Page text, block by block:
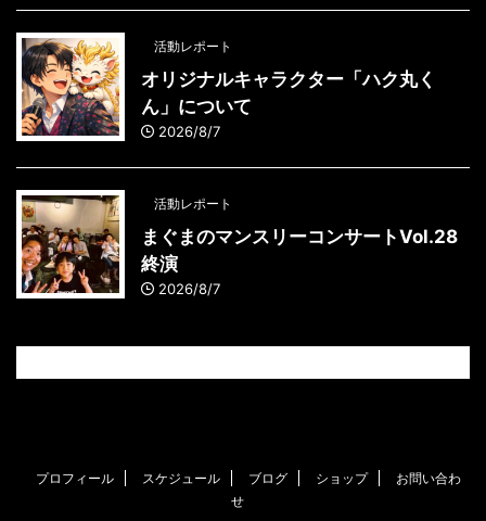
活動レポート
オリジナルキャラクター「ハク丸く
ん」について
2026/8/7
活動レポート
まぐまのマンスリーコンサートVol.28
終演
2026/8/7
プロフィール スケジュール ブログ ショップ
お問い合わ
せ